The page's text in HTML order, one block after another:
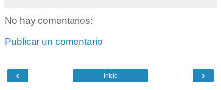
No hay comentarios:
Publicar un comentario
‹ ›
Inicio